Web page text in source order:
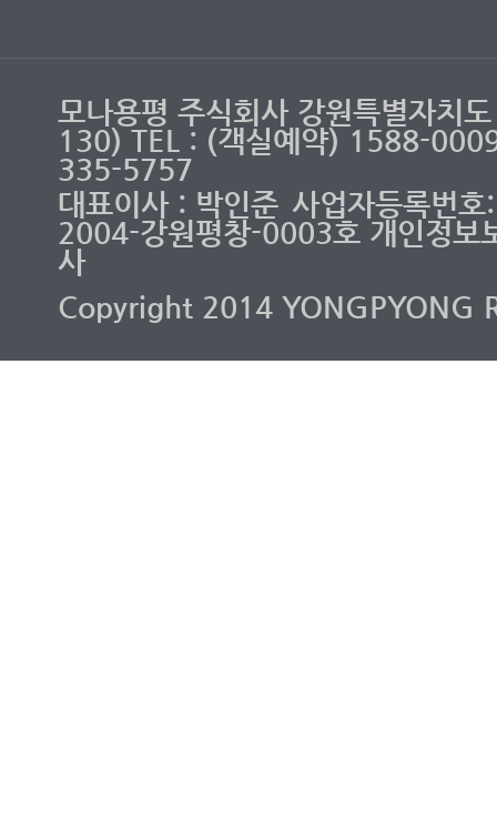
모나용평 주식회사 강원특별자치
130) TEL : (객실예약) 1588-
335-5757
대표이사 : 박인준 사업자등록번
2004-강원평창-0003호 개인정보
사
Copyright 2014 YONGPYONG